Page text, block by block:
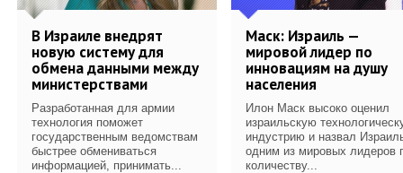
В Израиле внедрят
новую систему для
обмена данными между
министерствами
Разработанная для армии
технология поможет
государственным ведомствам
быстрее обмениваться
информацией, принимать...
Маск: Израиль —
мировой лидер по
инновациям на душу
населения
Илон Маск высоко оценил
израильскую
индустрию и назвал
одним из мировых лидеров
количеству...